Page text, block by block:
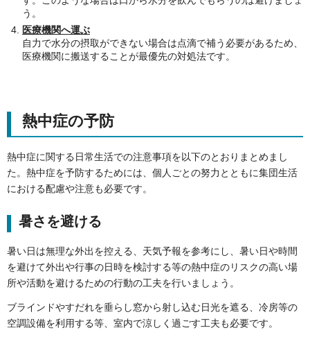
う。
医療機関へ運ぶ
自力で水分の摂取ができない場合は点滴で補う必要があるため、
医療機関に搬送することが最優先の対処法です。
熱中症の予防
熱中症に関する日常生活での注意事項を以下のとおりまとめまし
た。熱中症を予防するためには、個人ごとの努力とともに集団生活
における配慮や注意も必要です。
暑さを避ける
暑い日は無理な外出を控える、天気予報を参考にし、暑い日や時間
を避けて外出や行事の日時を検討する等の熱中症のリスクの高い場
所や活動を避けるための行動の工夫を行いましょう。
ブラインドやすだれを垂らし窓から射し込む日光を遮る、冷房等の
空調設備を利用する等、室内で涼しく過ごす工夫も必要です。